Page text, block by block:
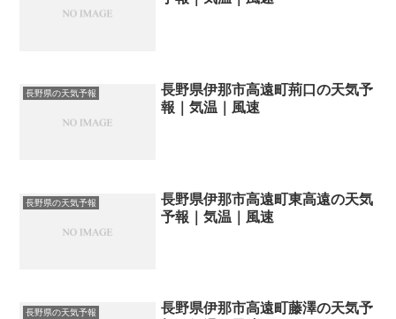
長野県の天気予報
長野県伊那市高遠町荊口の天気予
報｜気温｜風速
長野県の天気予報
長野県伊那市高遠町東高遠の天気
予報｜気温｜風速
長野県の天気予報
長野県伊那市高遠町藤澤の天気予